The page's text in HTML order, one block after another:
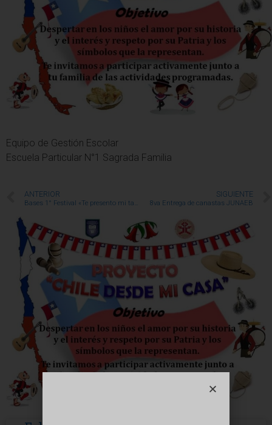
Equipo de Gestión Escolar
Escuela Particular N°1 Sagrada Familia
ANTERIOR
Bases 1° Festival «Te presento mi talento”
SIGUIENTE
8va Entrega de canastas JUNAEB